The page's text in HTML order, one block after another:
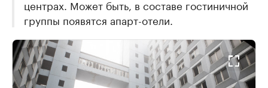
центрах. Может быть, в составе гостиничной
группы появятся апарт-отели.